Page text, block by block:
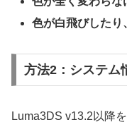
色が白飛びしたり
方法2：システム
Luma3DS v13.2以降